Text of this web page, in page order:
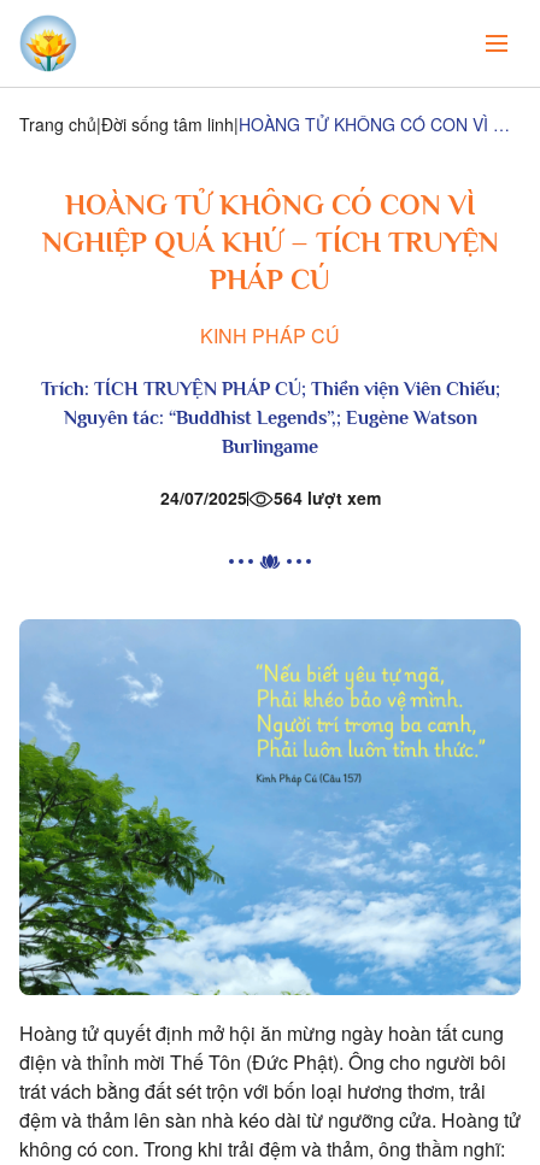
Trang chủ Đời sống tâm linh HOÀNG TỬ KHÔNG CÓ CON VÌ NGHIỆP QUÁ KHỨ – TÍCH TRUYỆN PHÁP CÚ
HOÀNG TỬ KHÔNG CÓ CON VÌ
NGHIỆP QUÁ KHỨ – TÍCH TRUYỆN
PHÁP CÚ
KINH PHÁP CÚ
Trích: TÍCH TRUYỆN PHÁP CÚ; Thiền viện Viên Chiếu;
Nguyên tác: “Buddhist Legends”,; Eugène Watson
Burlingame
24/07/2025 564 lượt xem
Hoàng tử quyết định mở hội ăn mừng ngày hoàn tất cung
điện và thỉnh mời Thế Tôn (Đức Phật). Ông cho người bôi
trát vách bằng đất sét trộn với bốn loại hương thơm, trải
đệm và thảm lên sàn nhà kéo dài từ ngưỡng cửa. Hoàng tử
không có con. Trong khi trải đệm và thảm, ông thầm nghĩ: